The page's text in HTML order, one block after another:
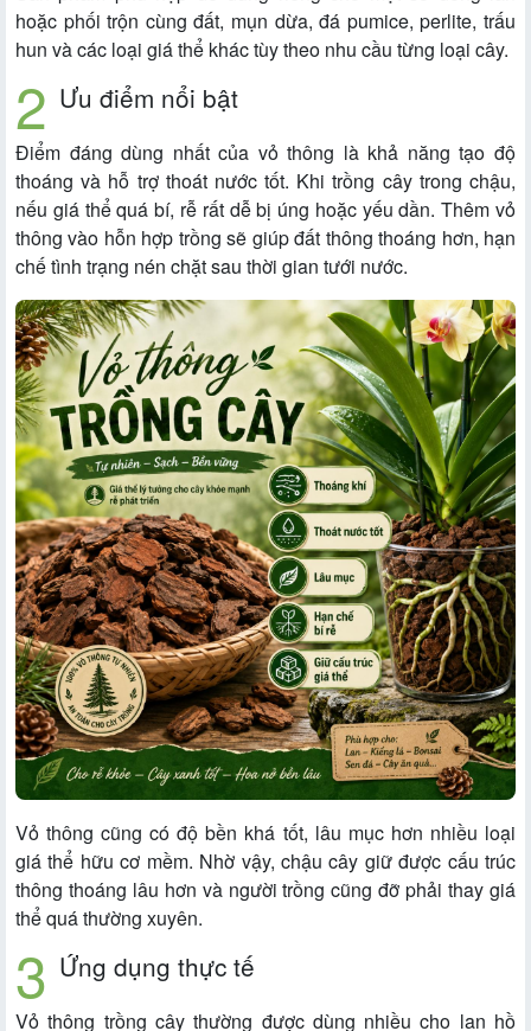
hoặc phối trộn cùng đất, mụn dừa, đá pumice, perlite, trấu
hun và các loại giá thể khác tùy theo nhu cầu từng loại cây.
Ưu điểm nổi bật
Điểm đáng dùng nhất của vỏ thông là khả năng tạo độ
thoáng và hỗ trợ thoát nước tốt. Khi trồng cây trong chậu,
nếu giá thể quá bí, rễ rất dễ bị úng hoặc yếu dần. Thêm vỏ
thông vào hỗn hợp trồng sẽ giúp đất thông thoáng hơn, hạn
chế tình trạng nén chặt sau thời gian tưới nước.
Vỏ thông cũng có độ bền khá tốt, lâu mục hơn nhiều loại
giá thể hữu cơ mềm. Nhờ vậy, chậu cây giữ được cấu trúc
thông thoáng lâu hơn và người trồng cũng đỡ phải thay giá
thể quá thường xuyên.
Ứng dụng thực tế
Vỏ thông trồng cây thường được dùng nhiều cho lan hồ